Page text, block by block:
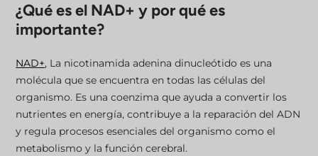
¿Qué es el NAD+ y por qué es
importante?
NAD+, La nicotinamida adenina dinucleótido es una
molécula que se encuentra en todas las células del
organismo. Es una coenzima que ayuda a convertir los
nutrientes en energía, contribuye a la reparación del ADN
y regula procesos esenciales del organismo como el
metabolismo y la función cerebral.